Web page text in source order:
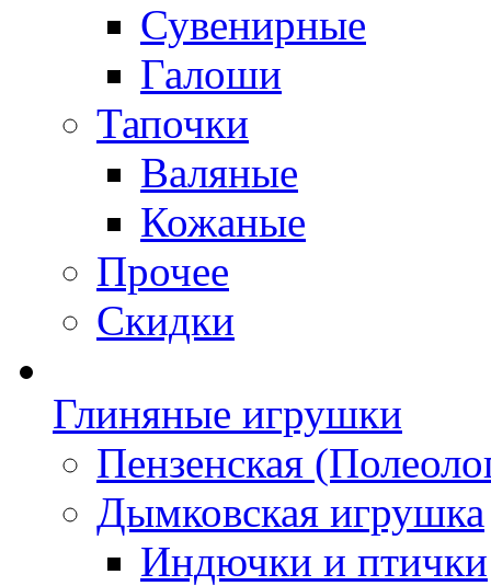
Сувенирные
Галоши
Тапочки
Валяные
Кожаные
Прочее
Скидки
Глиняные игрушки
Пензенская
Дымковская игрушка
Индючки и птички